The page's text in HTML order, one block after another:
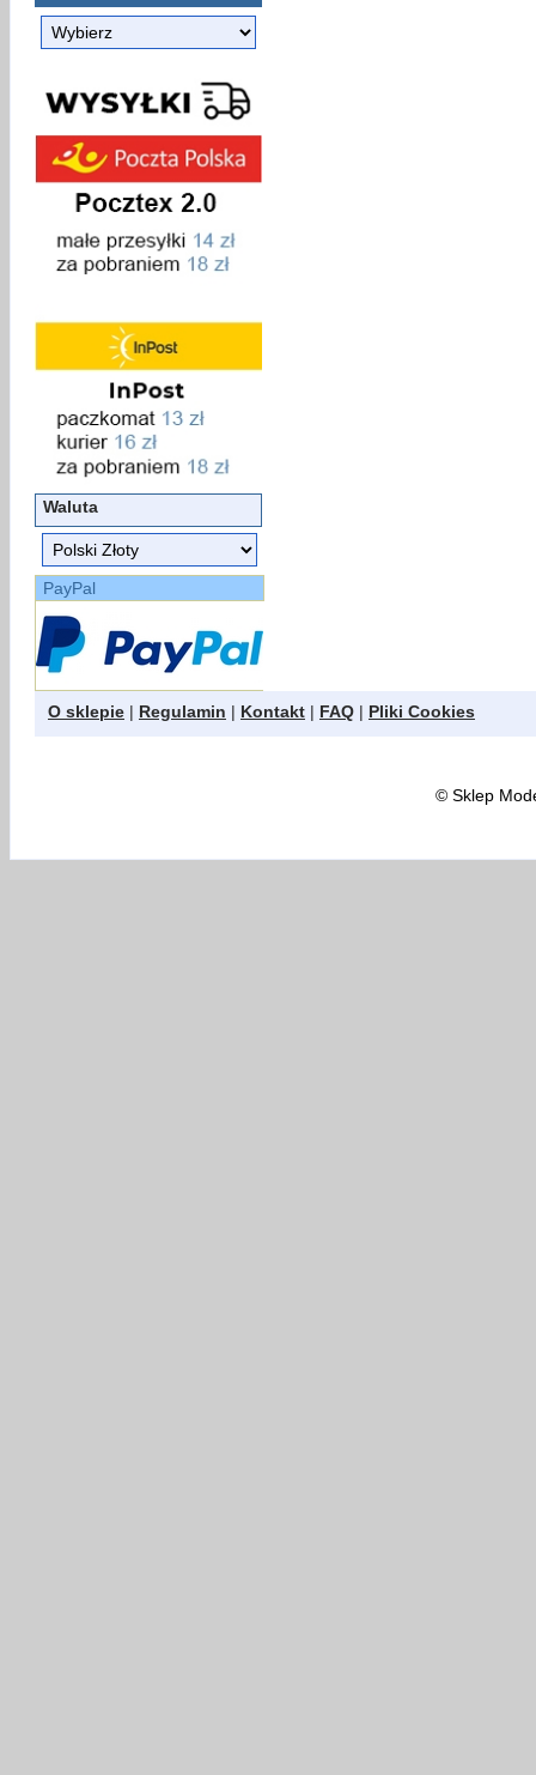
Waluta
PayPal
O sklepie | Regulamin | Kontakt | FAQ | Pliki Cookies
©Sklep